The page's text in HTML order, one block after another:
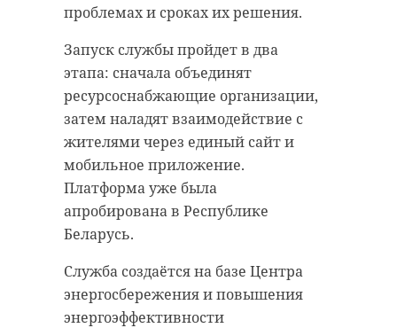
проблемах и сроках их решения.
Запуск службы пройдет в два
этапа: сначала объединят
ресурсоснабжающие организации,
затем наладят взаимодействие с
жителями через единый сайт и
мобильное приложение.
Платформа уже была
апробирована в Республике
Беларусь.
Служба создаётся на базе Центра
энергосбережения и повышения
энергоэффективности
умышленное причинение
тяжкого вреда здоровью
Поделиться статьей: